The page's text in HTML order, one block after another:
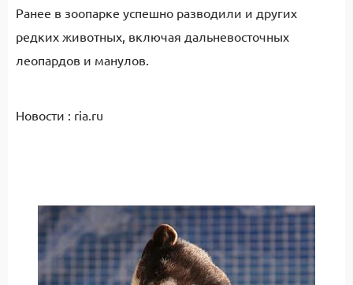
Ранее в зоопарке успешно разводили и других
редких животных, включая дальневосточных
леопардов и манулов.
Новости : ria.ru